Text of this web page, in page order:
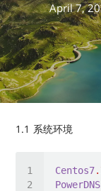
April 7,
1.1 系统环境
Centos7
PowerDNS